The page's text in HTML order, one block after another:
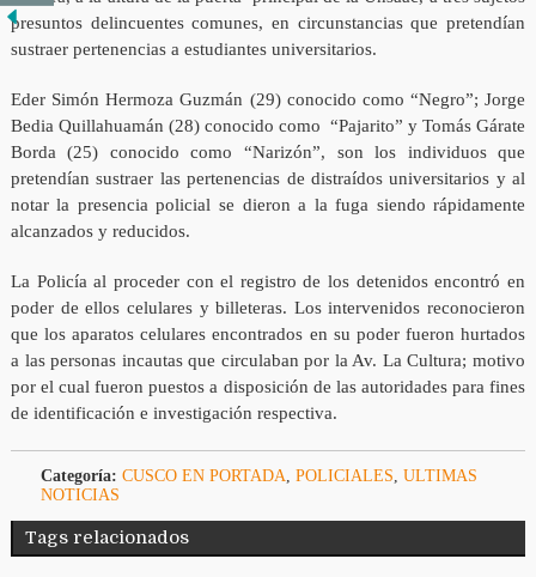
presuntos delincuentes comunes, en circunstancias que pretendían
sustraer pertenencias a estudiantes universitarios.
Eder Simón Hermoza Guzmán (29) conocido como “Negro”; Jorge
Bedia Quillahuamán (28) conocido como “Pajarito” y Tomás Gárate
Borda (25) conocido como “Narizón”, son los individuos que
pretendían sustraer las pertenencias de distraídos universitarios y al
notar la presencia policial se dieron a la fuga siendo rápidamente
alcanzados y reducidos.
La Policía al proceder con el registro de los detenidos encontró en
poder de ellos celulares y billeteras. Los intervenidos reconocieron
que los aparatos celulares encontrados en su poder fueron hurtados
a las personas incautas que circulaban por la Av. La Cultura; motivo
por el cual fueron puestos a disposición de las autoridades para fines
de identificación e investigación respectiva.
Categoría: CUSCO EN PORTADA, POLICIALES, ULTIMAS
NOTICIAS
Tags relacionados